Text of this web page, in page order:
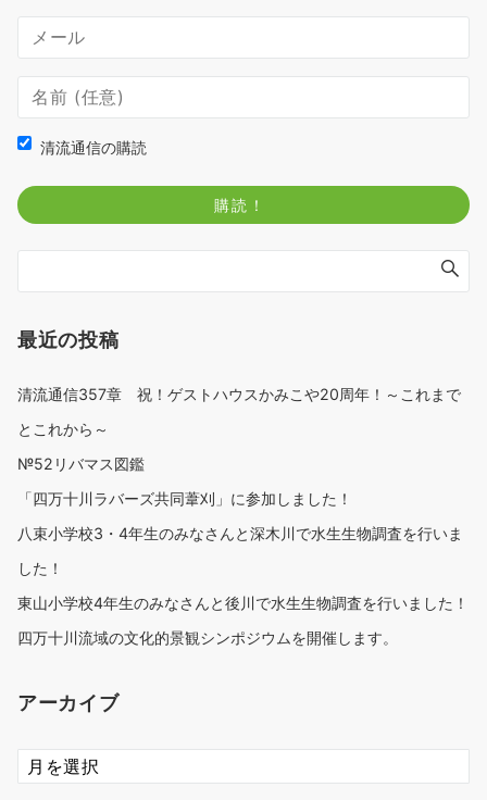
清流通信の購読
最近の投稿
清流通信357章 祝！ゲストハウスかみこや20周年！～これまで
とこれから～
№52リバマス図鑑
「四万十川ラバーズ共同葦刈」に参加しました！
八束小学校3・4年生のみなさんと深木川で水生生物調査を行いま
した！
東山小学校4年生のみなさんと後川で水生生物調査を行いました！
四万十川流域の文化的景観シンポジウムを開催します。
アーカイブ
ア
ー